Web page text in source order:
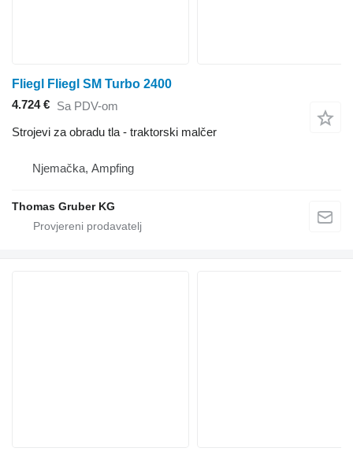
Fliegl Fliegl SM Turbo 2400
4.724 € Sa PDV-om
Strojevi za obradu tla - traktorski malčer
Njemačka, Ampfing
Thomas Gruber KG